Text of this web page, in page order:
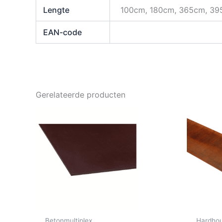
Lengte 100cm, 180cm, 365cm,
EAN-code
Gerelateerde producten